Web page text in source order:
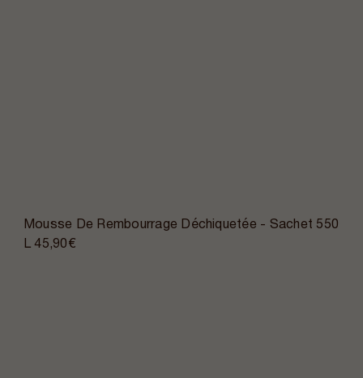
Mousse De Rembourrage Déchiquetée - Sachet 550
L45,90€